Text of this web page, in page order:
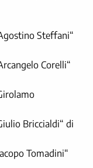
Steffani“
Corelli“
Briccialdi“ di
Tomadini“